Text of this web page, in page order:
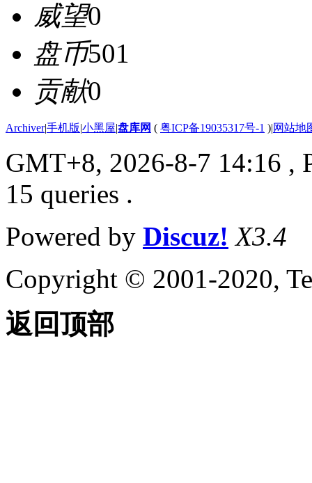
威望0
盘币501
贡献0
Archiver|手机版|小黑屋|盘库网 ( 粤ICP备19035317号-1 )|网站地
GMT+8, 2026-8-7 14:16 ,
15 queries .
Powered by Discuz! X3.4
Copyright © 2001-2020,
返回顶部